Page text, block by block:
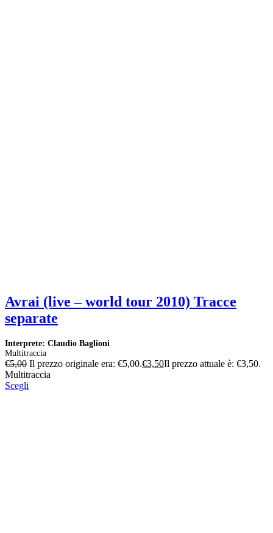
Avrai (live – world tour 2010) Tracce
separate
Interprete: Claudio Baglioni
Multitraccia
€5,00 Il prezzo originale era: €5,00.€3,50Il prezzo attuale è: €3,50.
Multitraccia
Scegli